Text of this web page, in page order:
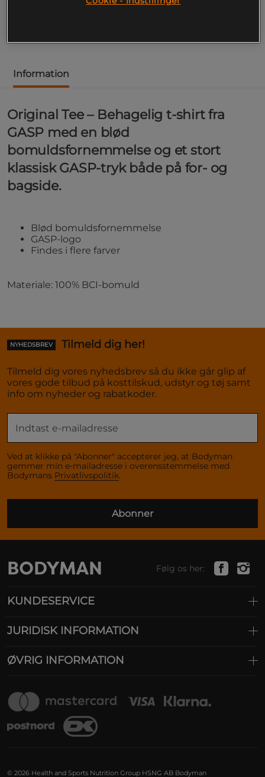
bomuldsfornemmelse og et stort klassisk GASP-tryk
Information
Original Tee – Behagelig t-shirt fra
GASP med en blød
bomuldsfornemmelse og et stort
klassisk GASP-tryk både på for- og
bagside.
Blød bomuldsfornemmelse
GASP-logo
Findes i flere farver
Materiale: 100% BCI-bomuld
NYHEDSBREV Tilmeld dig her!
Tilmeld dig vores nyhedsbrev så du ikke går glip af
vores gode tilbud på kosttilskud, udstyr og tøj samt
info om nyheder og rabatkoder.
Ved at klikke på "Abonner" accepterer jeg, at Bodyman
gemmer min e-mailadresse i overensstemmelse med
Bodymans Privatlivspolitik.
Abonner
Følg os her:
KUNDESERVICE
JURIDISK INFORMATION
ØVRIG INFORMATION
© 2026 Health and Sports Nutrition Group HSNG AB Bodyman